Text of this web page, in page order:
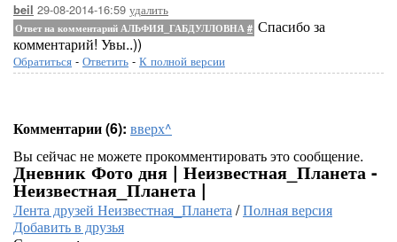
beil 29-08-2014-16:59 удалить
Ответ на комментарий АЛЬФИЯ_ГАБДУЛЛОВНА # Спасибо за
комментарий! Увы..))
Обратиться - Ответить - К полной версии
Комментарии (6): вверх^
Вы сейчас не можете прокомментировать это сообщение.
Дневник Фото дня | Неизвестная_Планета -
Неизвестная_Планета |
Лента друзей Неизвестная_Планета/Полная версия
Добавить в друзья